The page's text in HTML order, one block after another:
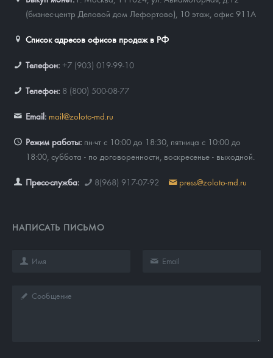
(бизнес-центр Деловой дом Лефортово), 10 этаж, офис 911А
Список адресов офисов продаж в РФ
Телефон: +7 (903) 019-99-10
Телефон: 8 (800) 500-08-77
Email: mail@zoloto-md.ru
Режим работы: пн-чт с 10:00 до 18:30, пятница с 10:00 до
18:00, суббота - по договоренности, воскресенье - выходной.
Пресс-служба: 8(968) 917-07-92 press@zoloto-md.ru
НАПИСАТЬ ПИСЬМО